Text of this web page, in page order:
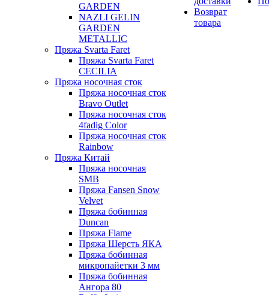
GARDEN
NAZLI GELIN
GARDEN
METALLIC
Пряжа Svarta Faret
Пряжа Svarta Faret
CECILIA
Пряжа носочная сток
Пряжа носочная сток
Bravo Outlet
Пряжа носочная сток
4fadig Color
Пряжа носочная сток
Rainbow
Пряжа Китай
Пряжа носочная
SMB
Пряжа Fansen Snow
Velvet
Пряжа бобинная
Duncan
Пряжа Flame
Пряжа Шерсть ЯКА
Пряжа бобинная
микропайетки 3 мм
Пряжа бобинная
Ангора 80
Возврат
товара